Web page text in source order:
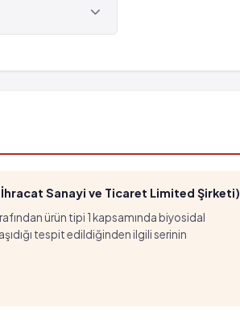
Sanayi ve Ticaret Limited Şirketi)
ürün tipi 1 kapsamında biyosidal
tespit edildiğinden ilgili serinin